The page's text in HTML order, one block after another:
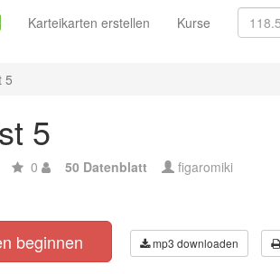
Karteikarten erstellen Kurse
5
5
0 50 Datenblatt figaromiki
beginnen mp3 downloaden